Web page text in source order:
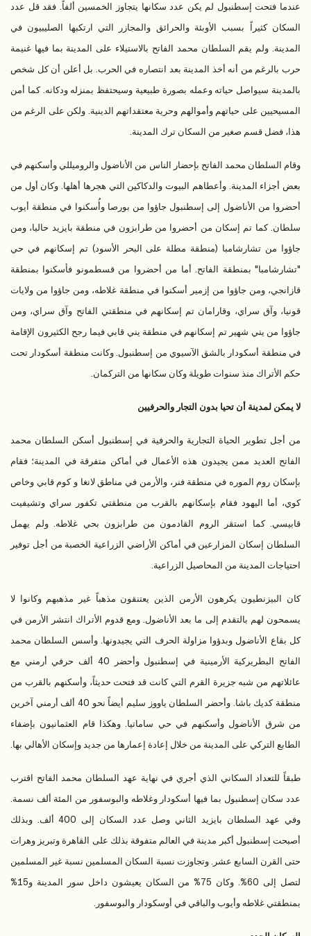
عندما فتحت إسطنبول لم يكن عدد سكانها يتجاوز الخمسين ألفاً. فقد قل عدد
السكان كثيراً بسبب الأوبئة والحرائق والمجازر التي ارتكبها الصليبيون في
المدينة. ولم يقم السلطان محمد الفاتح بالاستيلاء على المدينة بما فيها غنيمة
حرب بالرغم من أنه أخذ المدينة بعد انتصاره في الحرب. بل أعلن أن كل شخص
بالمدينة سيواصل حياته وعمله بصورة طبيعية وسيحتفظ بمنزله ودكانه. كما أمن
المسيحيين على حياتهم وأموالهم وحرية معتقداتهم الدينية. ولكن على الرغم من
هذا، فضل قسم صغير من السكان ترك المدينة.
وقام السلطان محمد الفاتح بإحضار الناس من الأناضول والروميللي وأسكنهم في
بعض أجزاء المدينة. وأعطاهم البيوت والدكاكين التي هجرها أهلها. وكان أول من
أحضروا من الأناضول إلى إسطنبول جاؤوا من بورصا وأُسكنوا في منطقة أيوب
سلطان. كما تم إسكان من أحضروا من طرابزون في منطقة بايزيد حاليا، ومن
جاؤوا من تشارشامبا (منطقة مطلة على البحر الأسود) تم إسكانهم في حي
"تشارشامبا" بمنطقة الفاتح. أما من أحضروا من قسطمونو فأسكنوا بمنطقة
قازانجي، ومن جاؤوا من إزمير أسكنوا في منطقة غلاطه، ومن جاؤوا من ولايات
قونيا، وآق سراي، وقارامان تم إسكانهم في منطقتي الفاتح وآق سراي، ومن
جاؤوا من يني شهير تم إسكانهم في منطقة يني قابي فيما رجح الكثيرون الإقامة
في منطقة أسكودار بالشق الآسيوي من إسطنبول. وكانت منطقة أسكودار تحت
حكم الأتراك منذ سنوات طويلة وكان سكانها من التركمان.
لا يمكن لمدينة أن تحيا بدون التجار والحرفيين
من أجل تطوير الحياة التجارية والحرفية في إسطنبول أسكن السلطان محمد
الفاتح العديد ممن يجيدون هذه الأعمال في أماكن متفرقة في المدينة؛ فقام
بإسكان روم الموره في منطقة فنر، والأرمن في مناطق لانغا و كوم قابي وخاص
كوي، أما اليهود فقام بإسكانهم بالقرب من منطقتي تكفور سراي وتشيفيت
قابيسي. كما استقر الروم القادمون من طرابزون بحي غلاطه. ولم يهمل
السلطان إسكان المزارعين في أماكن الأراضي الزراعية الخصبة من أجل توفير
احتياجات المدينة من المحاصيل الزراعية.
كان البيزنطيون يكرهون الأرمن الذين يعتنقون مذهباً غير مذهبهم وكانوا لا
يسمحون لهم بالتقدم إلى ما بعد الأناضول. ومع قدوم الأتراك انتشر الأرمن في
كل بقاع الأناضول وبدؤوا مزاولة الحرف التي يجيدونها. وأسس السلطان محمد
الفاتح البطريركية الأرمينية في إسطنبول وأحضر 40 ألف حرفي أرمني مع
عائلاتهم من شبه جزيرة القرم التي كانت قد فتحت حديثاً، وأسكنهم بالقرب من
منطقة كديك باشا. وأحضر السلطان ياووز سليم أيضاً نحو 40 ألف أرمني آخرين
من شرق الأناضول وأسكنهم في حي ساماتيا. وهكذا قام العثمانيون بإضفاء
الطابع التركي على المدينة من خلال إعادة إعمارها من جديد وإسكان الأهالي بها.
طبقاً للتعداد السكاني الذي أجري في نهاية عهد السلطان محمد الفاتح اقترب
عدد سكان إسطنبول بما فيها أسكودار وغلاطه والبوسفور من المئة ألف نسمة.
وفي عهد السلطان بايزيد الثاني وصل عدد السكان إلى 400 ألف. وبذلك
أصبحت إسطنبول أكبر مدينة في العالم متفوقة بذلك على القاهرة وتبريز وهرات
حتى القرن السابع عشر. وتجاوزت نسبة السكان المسلمين نسبة غير المسلمين
لتصل إلى 60%. وكان 75% من السكان يعيشون داخل سور المدينة و15%
بمنطقتي غلاطه وأيوب والباقي في أوسكودار والبوسفور.